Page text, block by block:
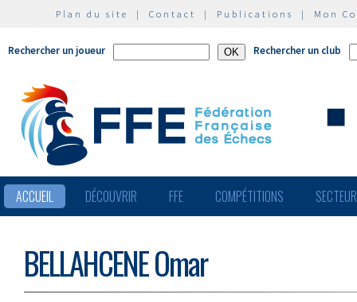
Plan du site | Contact | Publications | Mon
Rechercher un joueur Rechercher un club
ACCUEIL DÉCOUVRIR FFE COMPÉTITIONS
BELLAHCENE Omar